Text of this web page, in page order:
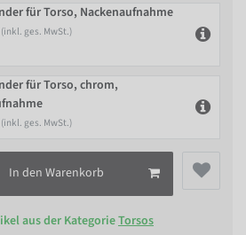
für Torso, Nackenaufnahme
(inkl. ges. MwSt.)
für Torso, chrom,
(inkl. ges. MwSt.)
In den Warenkorb
aus der KategorieTorsos